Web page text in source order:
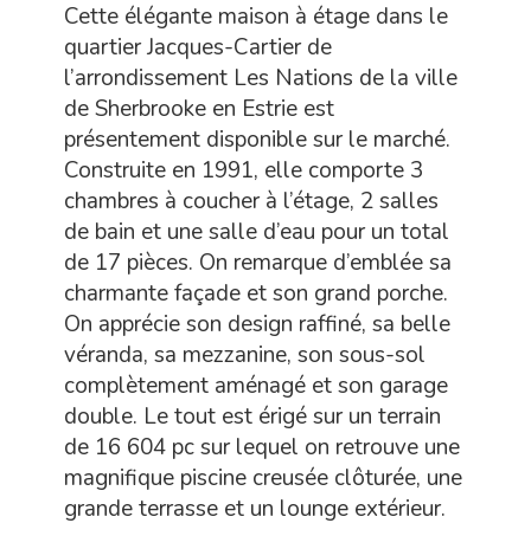
Cette élégante maison à étage dans le
quartier Jacques-Cartier de
l’arrondissement Les Nations de la ville
de Sherbrooke en Estrie est
présentement disponible sur le marché.
Construite en 1991, elle comporte 3
chambres à coucher à l’étage, 2 salles
de bain et une salle d’eau pour un total
de 17 pièces. On remarque d’emblée sa
charmante façade et son grand porche.
On apprécie son design raffiné, sa belle
véranda, sa mezzanine, son sous-sol
complètement aménagé et son garage
double. Le tout est érigé sur un terrain
de 16 604 pc sur lequel on retrouve une
magnifique piscine creusée clôturée, une
grande terrasse et un lounge extérieur.